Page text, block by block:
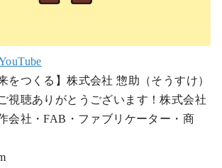
をつくる】株式会社 惣助（そうすけ）
視聴ありがとうございます！株式会社
会社・FAB・ファブリケーター・商